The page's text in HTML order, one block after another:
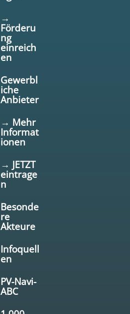
→
Förderu
ng
einreich
en
Gewerbl
iche
Anbieter
→ Mehr
Informat
ionen
→ JETZT
eintrage
n
Besonde
re
Akteure
Infoquell
en
PV-Navi-
ABC